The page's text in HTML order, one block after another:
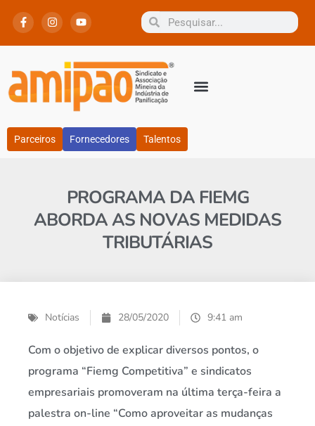
Parceiros Fornecedores Talentos
PROGRAMA DA FIEMG
ABORDA AS NOVAS MEDIDAS
TRIBUTÁRIAS
Notícias 28/05/2020 9:41 am
Com o objetivo de explicar diversos pontos, o
programa “Fiemg Competitiva” e sindicatos
empresariais promoveram na última terça-feira a
palestra on-line “Como aproveitar as mudanças